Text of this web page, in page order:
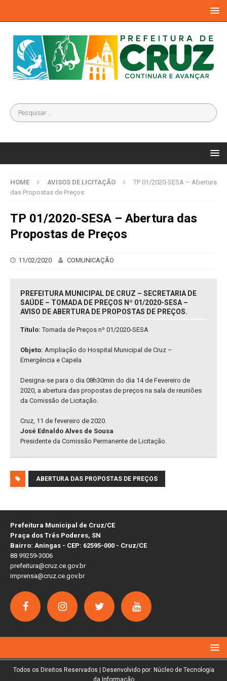
HOME AVISOS DE LICITAÇÃO
TP 01/2020-SESA – Abertura
das Propostas de Preços
TP 01/2020-SESA – Abertura das
Propostas de Preços
11/02/2020 COMUNICAÇÃO
PREFEITURA MUNICIPAL DE CRUZ – SECRETARIA DE
SAÚDE – TOMADA DE PREÇOS Nº 01/2020-SESA –
AVISO DE ABERTURA DE PROPOSTAS DE PREÇOS.
Título:Tomada de Preços nº 01/2020-SESA
Objeto: Ampliação do Hospital Municipal de Cruz –
Emergência e Capela
Designa-se para o dia 08h30min do dia 14 de Fevereiro de
2020, a abertura das propostas de preços na sala de reuniões
da Comissão de Licitação.
Cruz, 11 de fevereiro de 2020.
José Ednaldo Alves de Sousa
Presidente da Comissão Permanente de Licitação.
ABERTURA DAS PROPOSTAS DE PREÇOS
Prefeitura Municipal de Cruz/CE
Praça dos Três Poderes, SN
Bairro: Aningas - CEP: 62595-000 - Cruz/CE
88 99259-3006
prefeitura@cruz.ce.gov.br
imprensa@cruz.ce.gov.br
Todos os Direitos Reservados | Desenvolvido por: Núcleo de Tecnologia
da Informação